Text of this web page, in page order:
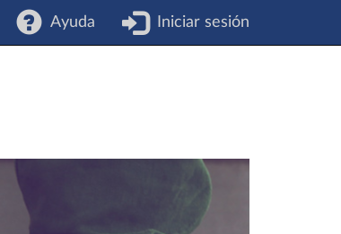
Ayuda Iniciar sesión